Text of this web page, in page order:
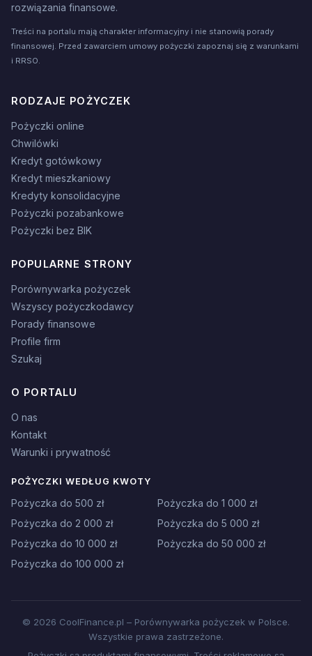
rozwiązania finansowe.
Treści na portalu mają charakter informacyjny i nie stanowią porady
finansowej. Przed zawarciem umowy pożyczki zapoznaj się z warunkami
i RRSO.
RODZAJE POŻYCZEK
Pożyczki online
Chwilówki
Kredyt gotówkowy
Kredyt mieszkaniowy
Kredyty konsolidacyjne
Pożyczki pozabankowe
Pożyczki bez BIK
POPULARNE STRONY
Porównywarka pożyczek
Wszyscy pożyczkodawcy
Porady finansowe
Profile firm
Szukaj
O PORTALU
O nas
Kontakt
Warunki i prywatność
POŻYCZKI WEDŁUG KWOTY
Pożyczka do 500 zł
Pożyczka do 1 000 zł
Pożyczka do 2 000 zł
Pożyczka do 5 000 zł
Pożyczka do 10 000 zł
Pożyczka do 50 000 zł
Pożyczka do 100 000 zł
© 2026 CoolFinance.pl – Porównywarka pożyczek w Polsce.
Wszystkie prawa zastrzeżone.